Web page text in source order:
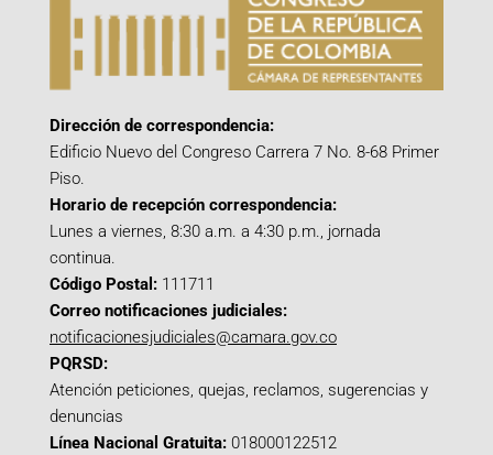
Dirección de correspondencia:
Edificio Nuevo del Congreso Carrera 7 No. 8-68 Primer
Piso.
Horario de recepción correspondencia:
Lunes a viernes, 8:30 a.m. a 4:30 p.m., jornada
continua.
Código Postal: 111711
Correo notificaciones judiciales:
notificacionesjudiciales@camara.gov.co
PQRSD:
Atención peticiones, quejas, reclamos, sugerencias y
denuncias
Línea Nacional Gratuita: 018000122512